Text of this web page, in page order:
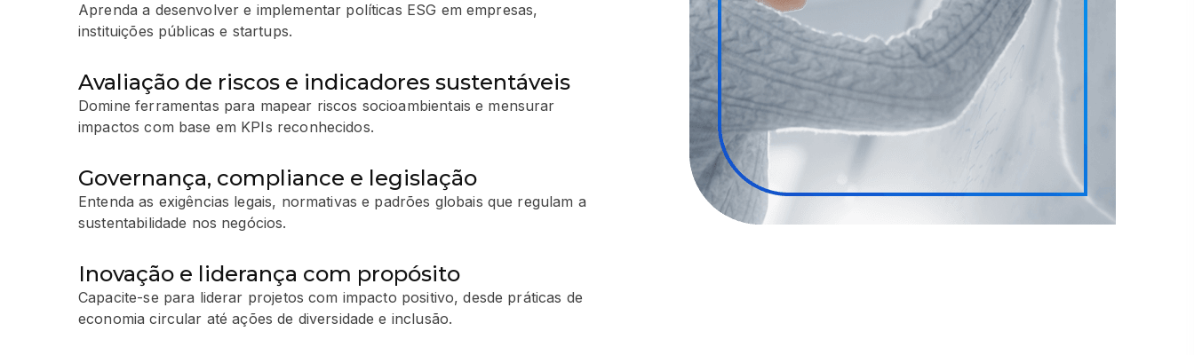
Aprenda a desenvolver e implementar políticas ESG em empresas,
instituições públicas e startups.
Avaliação de riscos e indicadores sustentáveis
Domine ferramentas para mapear riscos socioambientais e mensurar
impactos com base em KPIs reconhecidos.
Governança, compliance e legislação
Entenda as exigências legais, normativas e padrões globais que regulam a
sustentabilidade nos negócios.
Inovação e liderança com propósito
Capacite-se para liderar projetos com impacto positivo, desde práticas de
economia circular até ações de diversidade e inclusão.